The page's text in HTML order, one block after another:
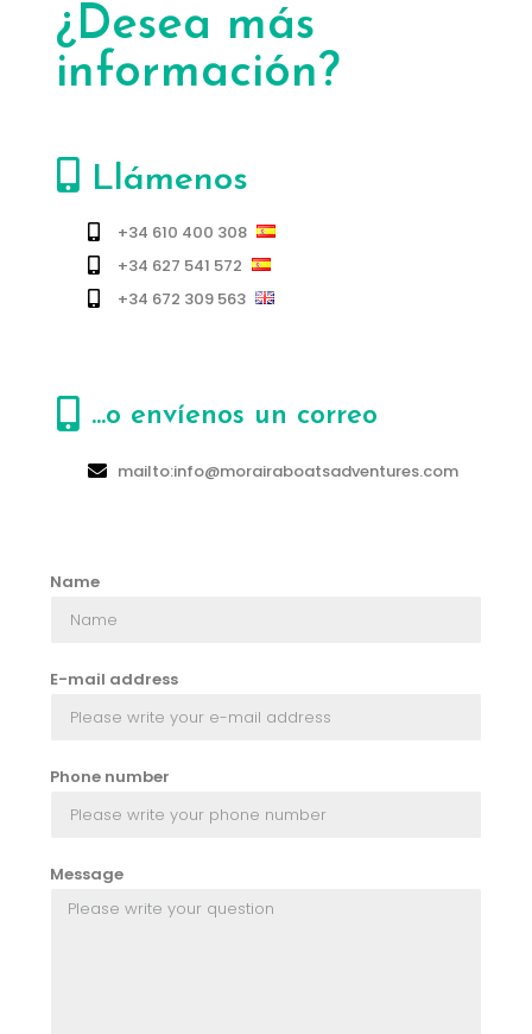
¿Desea más
información?
Llámenos
+34 610 400 308
+34 627 541 572
+34 672 309 563
...o envíenos un correo
mailto:info@morairaboatsadventures.com
Name
E-mail address
Phone number
Message